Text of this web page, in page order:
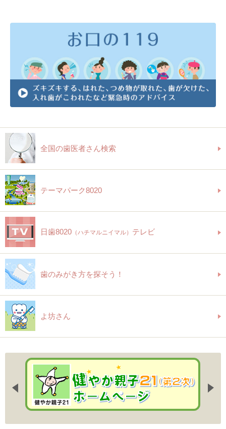
全国の歯医者さん検索
テーマパーク8020
日歯8020 （ハチマルニイマル） テレビ
歯のみがき方を探そう！
よ坊さん